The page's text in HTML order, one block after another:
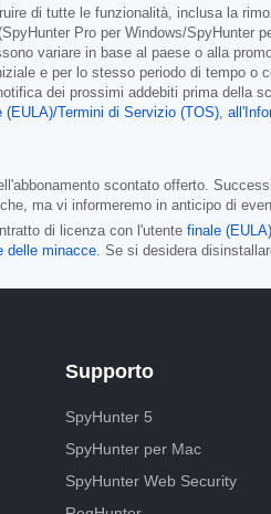
di tutte le funzionalità, inclusa la
Pro per Windows/SpyHunter
variare in base al paese o alla
e per lo stesso periodo di tempo
dei prossimi addebiti prima della
(EULA)/Termini di Servizio (TOS)
scontato offerto.
ma vi informeremo in anticipo di
di licenza con l'utente finale
delle minacce . Se si desidera
Supporto
SpyHunter 5
SpyHunter per Mac
SpyHunter Web Security